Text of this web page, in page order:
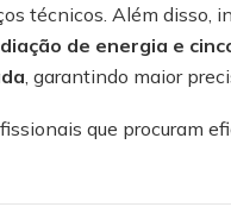
técnicos. Além disso,
de energia e
, garantindo maior
que procuram